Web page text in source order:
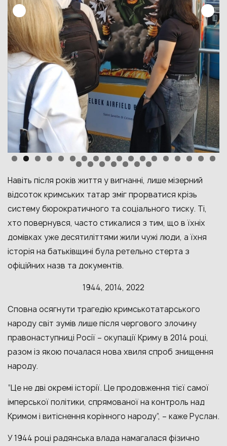
Навіть після років життя у вигнанні, лише мізерний
відсоток кримських татар зміг прорватися крізь
систему бюрократичного та соціального тиску. Ті,
хто повернувся, часто стикалися з тим, що в їхніх
домівках уже десятиліттями жили чужі люди, а їхня
історія на батьківщині була ретельно стерта з
офіційних назв та документів.
1944, 2014, 2022
Сповна осягнути трагедію кримськотатарського
народу світ зумів лише після чергового злочину
правонаступниці Росії – окупації Криму в 2014 році,
разом із якою почалася нова хвиля спроб знищення
народу.
“Це не дві окремі історії. Це продовження тієї самої
імперської політики, спрямованої на контроль над
Кримом і витіснення корінного народу”, – каже Руслан.
У 1944 році радянська влада намагалася фізично